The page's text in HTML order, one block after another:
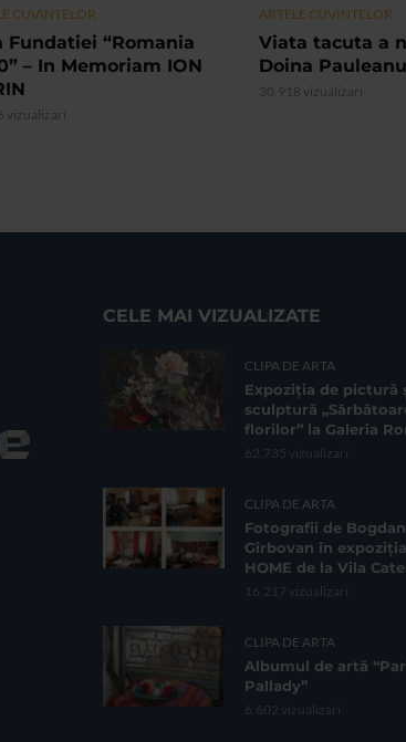
CUVINTELOR
Fundatiei “Romania
– In Memoriam ION
vizualizari
ARTELE CUVINTELOR
Viata tacuta a
Doina Pauleanu
30.918 vizualizari
CELE MAI VIZUALIZATE
CLIPA DE ARTA
Expoziția de pictură
sculptură
florilor” la Galeria
62.735 vizualizari
CLIPA DE ARTA
Fotografii de Bogdan
Gîrbovan în expoziția
HOME de la Vila
16.217 vizualizari
CLIPA DE ARTA
Albumul de artă
Pallady”
6.602 vizualizari